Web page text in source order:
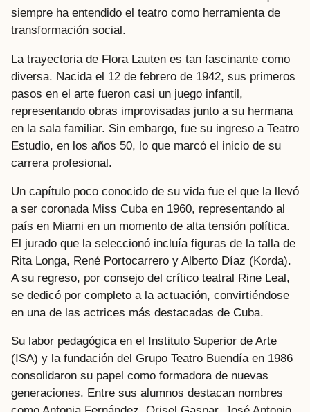
siempre ha entendido el teatro como herramienta de
transformación social.
La trayectoria de Flora Lauten es tan fascinante como
diversa. Nacida el 12 de febrero de 1942, sus primeros
pasos en el arte fueron casi un juego infantil,
representando obras improvisadas junto a su hermana
en la sala familiar. Sin embargo, fue su ingreso a Teatro
Estudio, en los años 50, lo que marcó el inicio de su
carrera profesional.
Un capítulo poco conocido de su vida fue el que la llevó
a ser coronada Miss Cuba en 1960, representando al
país en Miami en un momento de alta tensión política.
El jurado que la seleccionó incluía figuras de la talla de
Rita Longa, René Portocarrero y Alberto Díaz (Korda).
A su regreso, por consejo del crítico teatral Rine Leal,
se dedicó por completo a la actuación, convirtiéndose
en una de las actrices más destacadas de Cuba.
Su labor pedagógica en el Instituto Superior de Arte
(ISA) y la fundación del Grupo Teatro Buendía en 1986
consolidaron su papel como formadora de nuevas
generaciones. Entre sus alumnos destacan nombres